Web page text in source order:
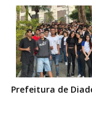
Prefeitura de